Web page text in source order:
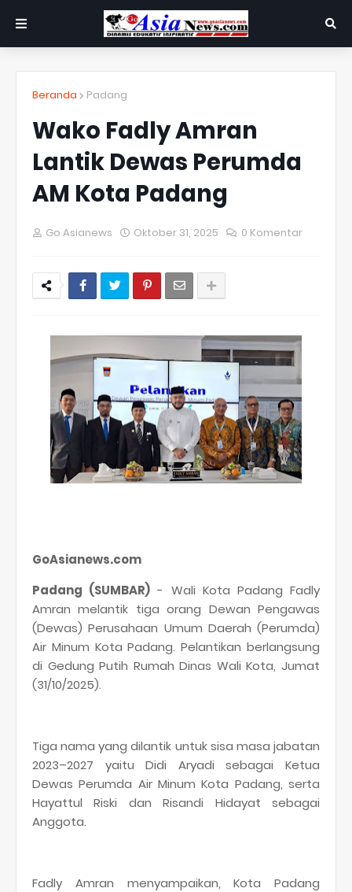
Beranda Padang
Wako Fadly Amran
Lantik Dewas Perumda
AM Kota Padang
Go Asianews Oktober 31, 2025 0 Komentar
GoAsianews.com
Padang (SUMBAR) - Wali Kota Padang Fadly
Amran melantik tiga orang Dewan Pengawas
(Dewas) Perusahaan Umum Daerah (Perumda)
Air Minum Kota Padang. Pelantikan berlangsung
di Gedung Putih Rumah Dinas Wali Kota, Jumat
(31/10/2025).
Tiga nama yang dilantik untuk sisa masa jabatan
2023–2027 yaitu Didi Aryadi sebagai Ketua
Dewas Perumda Air Minum Kota Padang, serta
Hayattul Riski dan Risandi Hidayat sebagai
Anggota.
Fadly Amran menyampaikan, Kota Padang